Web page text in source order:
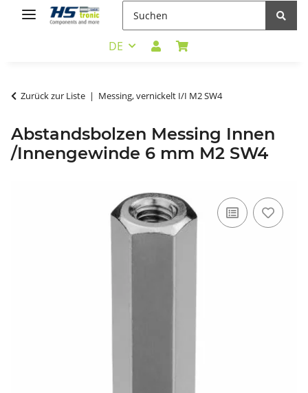
DE
Zurück zur Liste Messing, vernickelt I/I M2 SW4
Abstandsbolzen Messing Innen
/Innengewinde 6 mm M2 SW4